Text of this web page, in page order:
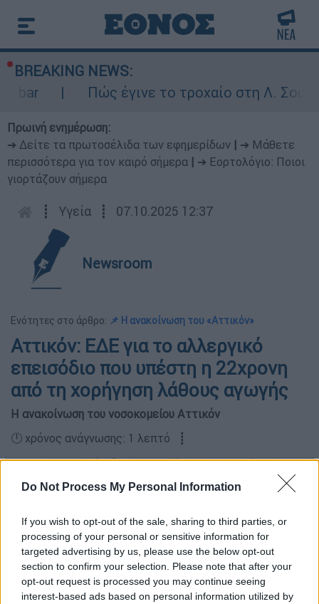
Do Not Process My Personal Information
If you wish to opt-out of the sale, sharing to third parties, or
processing of your personal or sensitive information for
targeted advertising by us, please use the below opt-out
section to confirm your selection. Please note that after your
opt-out request is processed you may continue seeing
interest-based ads based on personal information utilized by
BREAKING NEWS:
bar
Πώς έγινε το τροχαίο στη Λ.
Πρωινή ενημέρωση:
➔ Δείτε τα πρωτοσέλιδα των εφημερίδων
➔ Μάθετε
περισσότερα για τον καιρό σήμερα
➔ Εορτολόγιο: Ποιοι
γιορτάζουν σήμερα
┋ Υγεία ┋ 07.10.2025 12:37
Newsroom
Ενότητες στο άρθρο: 📌 Η ανακοίνωση του «Αττικόν»
Αττικόν: ΕΔΕ για το αλλεργικό
επεισόδιο που υπέστη η 22χρονη
από τη χορήγηση λάθους αγωγής
Η ανακοίνωση του νοσοκομείου Αττικόν
🕛 χρόνος ανάγνωσης: 1 λεπτό ┋